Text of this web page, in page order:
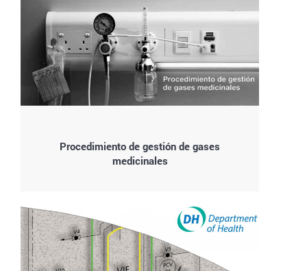
Procedimiento de gestión de gases
medicinales